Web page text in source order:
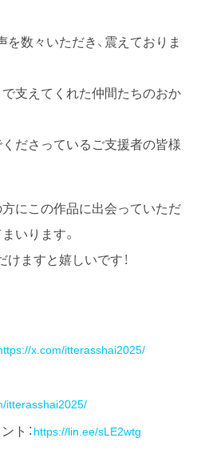
数々いただき、震えておりま
支えてくれた仲間たちのおか
くださっているご支援者の皆様
にこの作品に出会っていただ
いります。
ますと嬉しいです！
x.com/itterasshai2025/
itterasshai2025/
ト： https://lin.ee/sLE2wtg